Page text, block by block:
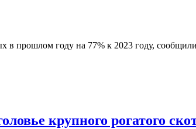
прошлом году на 77% к 2023 году,
крупного рогатого